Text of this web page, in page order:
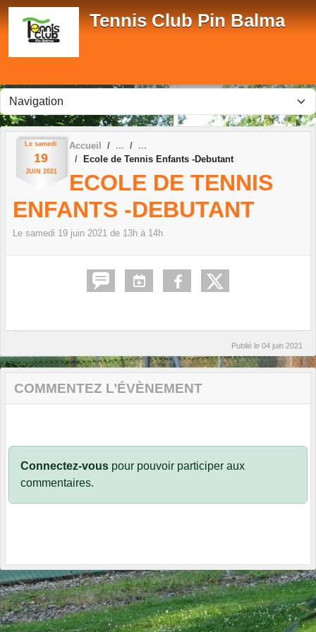
Tennis Club Pin Balma
Le samedi
19
JUIN 2021
Accueil
Ecole de Tennis Enfants -Debutant
ECOLE DE TENNIS
ENFANTS -DEBUTANT
Le samedi 19 juin 2021 de 13h à 14h
Publié le 04 juin 2021
COMMENTEZ L’ÉVÈNEMENT
Connectez-vous pour pouvoir participer aux
commentaires.
Panneau de gestion des cookies